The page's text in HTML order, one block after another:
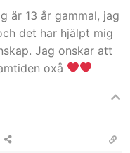
är 13 år gammal, jag
det har hjälpt mig
Jag onskar att
oxå